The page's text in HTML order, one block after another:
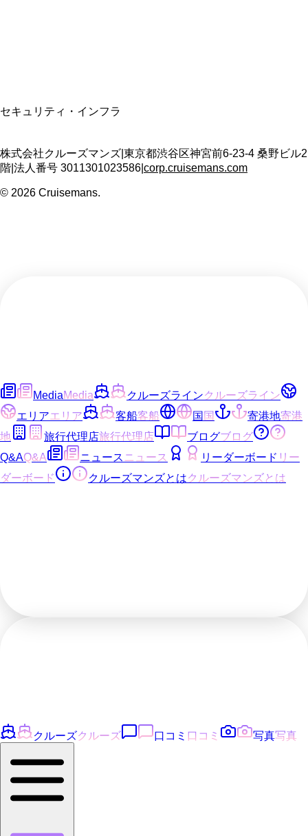
セキュリティ・インフラ
株式会社クルーズマンズ 東京都渋谷区神宮前6-23-4 桑野ビル2
階 法人番号 3011301023586 corp.cruisemans.com
© 2026 Cruisemans.
MediaMedia クルーズラインクルーズライン
エリアエリア 客船客船 国国 寄港地寄港
地
旅行代理店旅行代理店 ブログブログ
Q&AQ&A ニュース ニュース リーダーボード リー
ダーボード
クルーズマンズとはクルーズマンズとは
クルーズクルーズ 口コミ 口コミ 写真写真